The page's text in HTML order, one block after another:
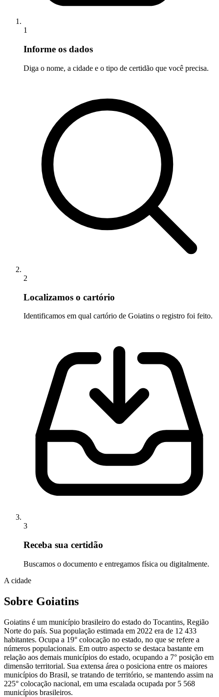
1
Informe os dados
Diga o nome, a cidade e o tipo de certidão que você precisa.
2
Localizamos o cartório
Identificamos em qual cartório de Goiatins o registro foi feito.
3
Receba sua certidão
Buscamos o documento e entregamos física ou digitalmente.
A cidade
Sobre Goiatins
Goiatins é um município brasileiro do estado do Tocantins, Região
Norte do país. Sua população estimada em 2022 era de 12 433
habitantes. Ocupa a 19° colocação no estado, no que se refere a
números populacionais. Em outro aspecto se destaca bastante em
relação aos demais municípios do estado, ocupando a 7° posição em
dimensão territorial. Sua extensa área o posiciona entre os maiores
municípios do Brasil, se tratando de território, se mantendo assim na
225° colocação nacional, em uma escalada ocupada por 5 568
municípios brasileiros.